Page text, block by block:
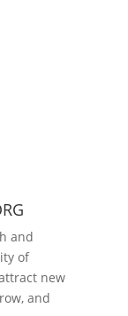
and
of
new
and